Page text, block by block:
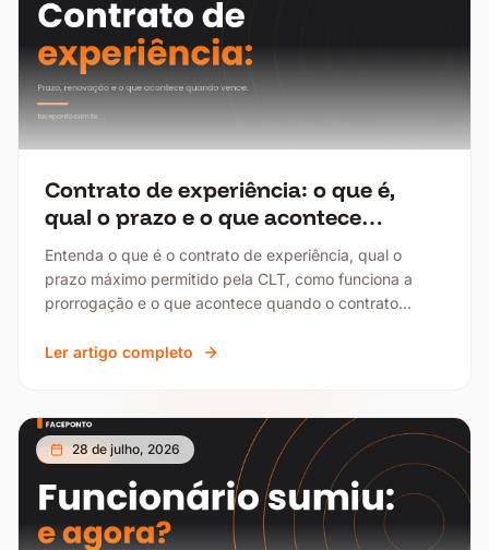
Contrato de experiência: o que é,
qual o prazo e o que acontece
quando vence?
Entenda o que é o contrato de experiência, qual o
prazo máximo permitido pela CLT, como funciona a
prorrogação e o que acontece quando o contrato
Ler artigo completo
28 de julho, 2026